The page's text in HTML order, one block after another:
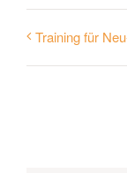
Training für